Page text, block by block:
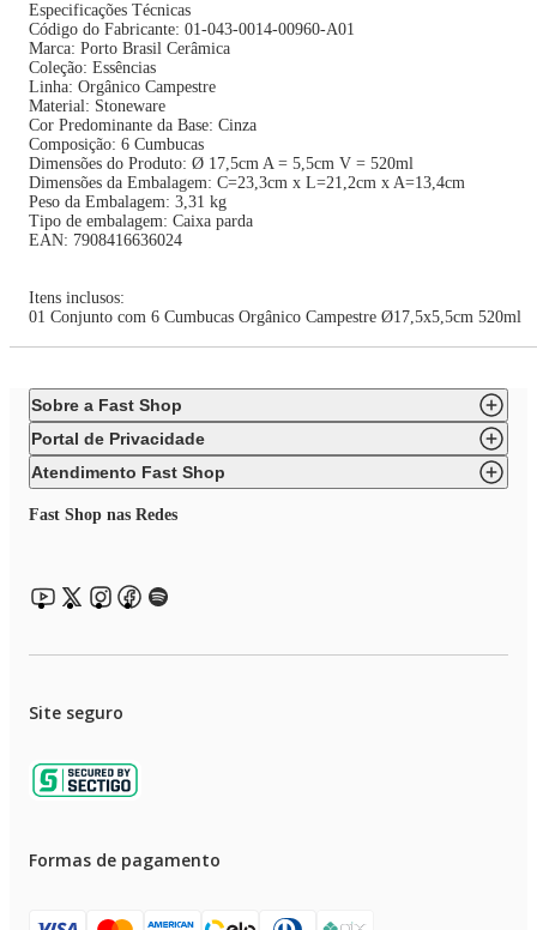
Especificações Técnicas
Código do Fabricante: 01-043-0014-00960-A01
Marca: Porto Brasil Cerâmica
Coleção: Essências
Linha: Orgânico Campestre
Material: Stoneware
Cor Predominante da Base: Cinza
Composição: 6 Cumbucas
Dimensões do Produto: Ø 17,5cm A = 5,5cm V = 520ml
Dimensões da Embalagem: C=23,3cm x L=21,2cm x A=13,4cm
Peso da Embalagem: 3,31 kg
Tipo de embalagem: Caixa parda
EAN: 7908416636024
Itens inclusos:
01 Conjunto com 6 Cumbucas Orgânico Campestre Ø17,5x5,5cm 520ml
Sobre a Fast Shop
Portal de Privacidade
Atendimento Fast Shop
Fast Shop nas Redes
Site seguro
Formas de pagamento